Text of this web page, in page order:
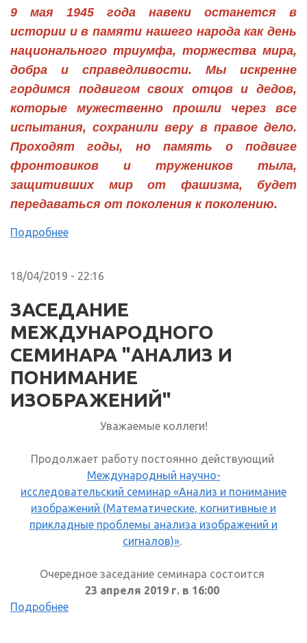
9 мая 1945 года навеки останется в
истории и в памяти нашего народа как день
национального триумфа, торжества мира,
добра и справедливости. Мы искренне
гордимся подвигом своих отцов и дедов,
которые мужественно прошли через все
испытания, сохранили веру в правое дело.
Проходят годы, но память о подвиге
фронтовиков и тружеников тыла,
защитивших мир от фашизма, будет
передаваться от поколения к поколению.
Подробнее
18/04/2019 - 22:16
ЗАСЕДАНИЕ
МЕЖДУНАРОДНОГО
СЕМИНАРА "АНАЛИЗ И
ПОНИМАНИЕ
ИЗОБРАЖЕНИЙ"
Уважаемые коллеги!
Продолжает работу постоянно действующий
Международный научно-
исследовательский семинар «Анализ и понимание
изображений (Математические, когнитивные и
прикладные проблемы анализа изображений и
сигналов)».
Очередное заседание семинара состоится
23 апреля 2019 г. в 16:00
Подробнее